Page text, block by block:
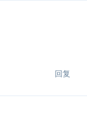
回复